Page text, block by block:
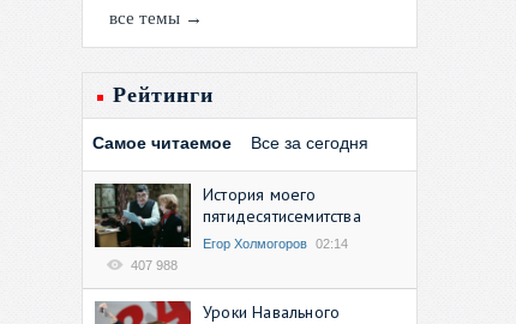
все темы →
Рейтинги
Самое читаемое Все за сегодня
История моего
пятидесятисемитства
Егор Холмогоров 02:14
407 988
Уроки Навального